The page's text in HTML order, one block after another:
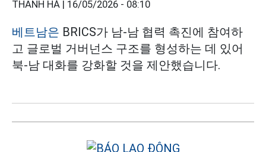
THANH HÀ | 16/05/2026 - 08:10
베트남은 BRICS가 남-남 협력 촉진에 참여하
고 글로벌 거버넌스 구조를 형성하는 데 있어
북-남 대화를 강화할 것을 제안했습니다.